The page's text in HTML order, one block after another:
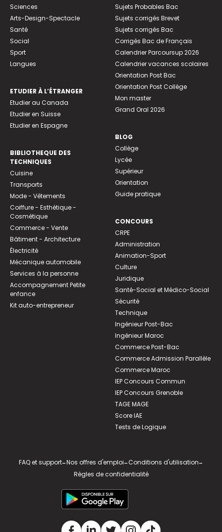
Sciences
Arts-Design-Spectacle
Santé
Social
Sport
Langues
ETUDIER À L’ÉTRANGER
Etudier au Canada
Etudier en Suisse
Etudier en Espagne
BIBLIOTHEQUE DES
TECHNIQUES
Cuisine
Transports
Mode - Vêtements
Coiffure - Esthétique -
Cosmétique
Commerce - Vente
Bâtiment - Architecture
Électricité
Mécanique automobile
Services à la personne
Accompagnement Petite
enfance
Kit auto-entrepreneur
Sujets Probables Bac
Sujets corrigés Brevet
Sujets corrigés Bac
Corrigés Bac de Français
Calendrier Parcoursup 2026
Calendrier vacances scolaires
Orientation Post Bac
Orientation Post Collège
Mon master
Grand Oral 2026
BLOG
Collège
Lycée
Supérieur
Orientation
Guide pratique
CONCOURS
CRPE
Administration
Animation-Sport
Culture
Juridique
Santé-Social et Médico-Social
Sécurité
Technique
Ingénieur Post-Bac
Ingénieur Maroc
Commerce Post-Bac
Commerce Admission Parallèle
Commerce Maroc
IEP Concours Commun
IEP Concours Grenoble
TAGE MAGE
Score IAE
Tests de Logique
FAQ et support-Nos offres d'emploi-Conditions d'utilisation-
Règles de confidentialité